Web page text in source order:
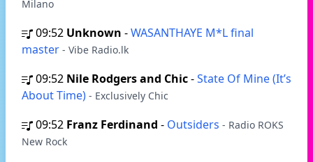
Milano
09:52 Unknown -WASANTHAYE M*L final
master - Vibe Radio.lk
09:52 Nile Rodgers and Chic-State Of Mine (It’s
About Time) - Exclusively Chic
09:52 Franz Ferdinand - Outsiders - Radio ROKS
New Rock